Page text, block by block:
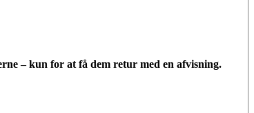
– kun for at få dem retur med en afvisning.